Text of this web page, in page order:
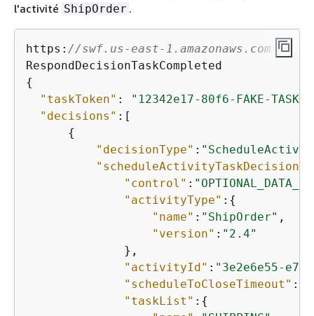
l'activité ShipOrder .
https: //swf.us-east-1.amazonaws.com
{
"taskToken" :
"12342e17-80f6-FAKE-TASK-
"decisions" :[
{
"decisionType" :
"control" :
"activityType" : {
"name" : "ShipOrder" ,
"version" : "2.4"
              },
"activityId" : "3e2e6e55-
"scheduleToCloseTimeout" :
"taskList" : {